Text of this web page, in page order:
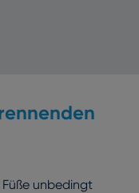
unbedingt